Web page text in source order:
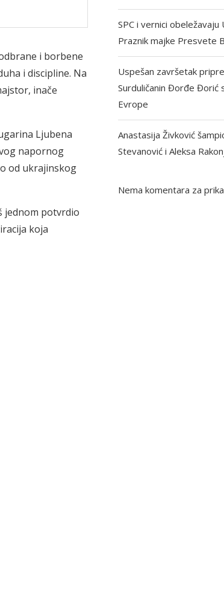
i borbene
i discipline. Na
inače
Ljubena
napornog
od ukrajinskog
jednom potvrdio
koja
SPC i vernici
Praznik majke Presvete
Uspešan završetak
Surduličanin Đorđe Đorić
Evrope
Anastasija Živković
Stevanović i Aleksa
Nema komentara za